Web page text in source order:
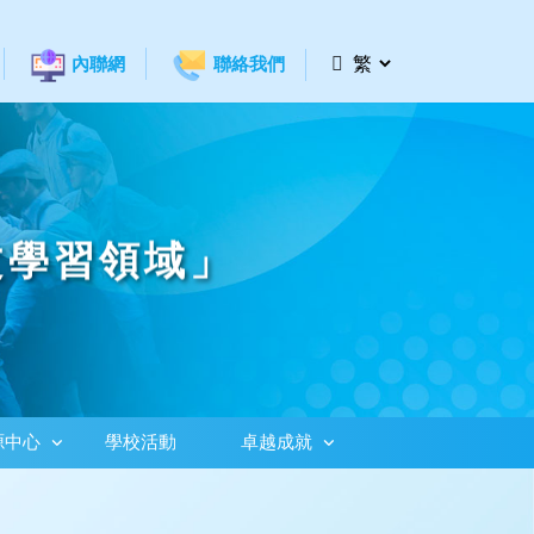
內聯網 聯絡我們
習領域」
中心 學校活動 卓越成就